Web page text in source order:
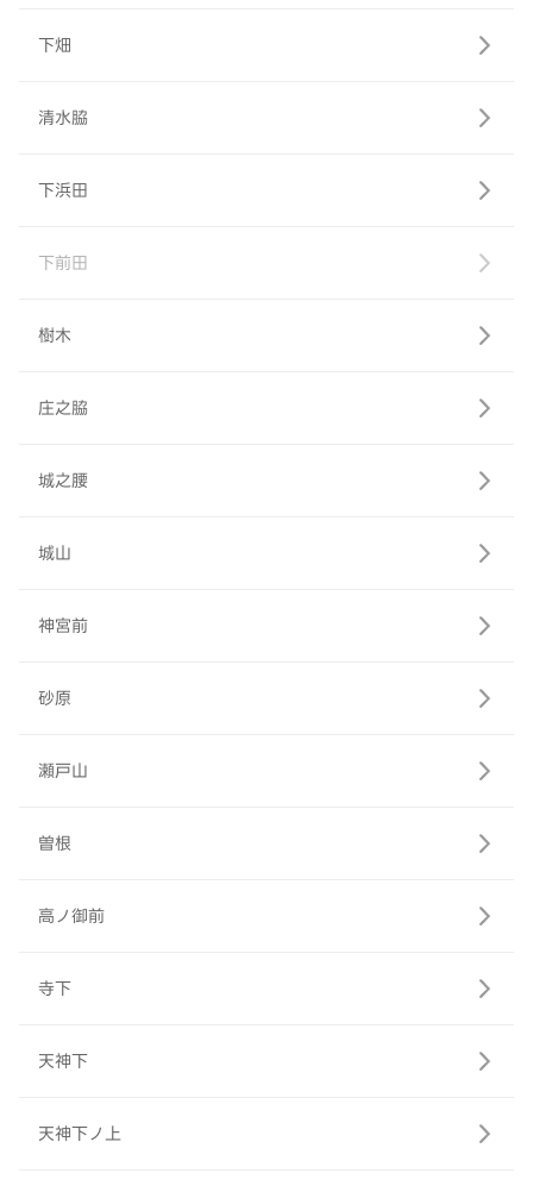
下畑
清水脇
下浜田
下前田
樹木
庄之脇
城之腰
城山
神宮前
砂原
瀬戸山
曽根
高ノ御前
寺下
天神下
天神下ノ上